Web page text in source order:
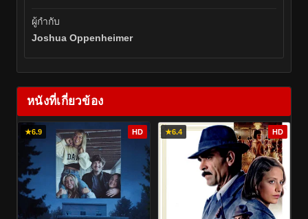
ผู้กำกับ
Joshua Oppenheimer
หนังที่เกี่ยวข้อง
★6.9 HD ★6.4 HD